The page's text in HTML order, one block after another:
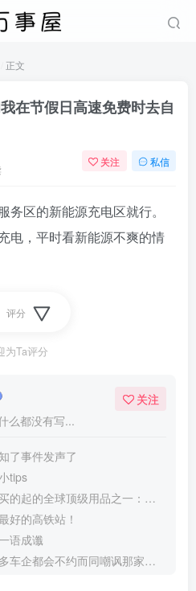
正文
在节假日高速免费时去自
关注 私信
区的新能源充电区就行。
电，平时看新能源不爽的情
评分
为Ta评分
么都没有写...
关注
了事件发声了
tips
全球顶级用品之一：WD-40润滑除锈剂！
好的高铁站！
语成谶
都会不约而同嘲讽那家说不得的车企？